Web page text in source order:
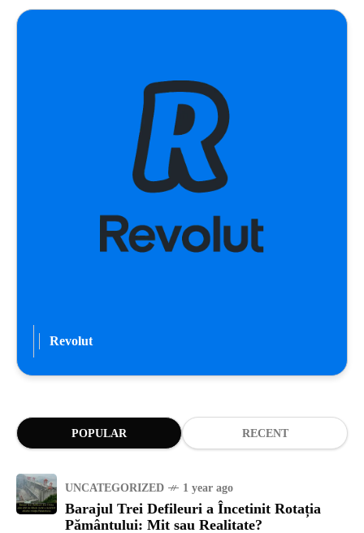
Revolut
POPULAR RECENT
UNCATEGORIZED 1 year ago
Barajul Trei Defileuri a Încetinit Rotația
Pământului: Mit sau Realitate?